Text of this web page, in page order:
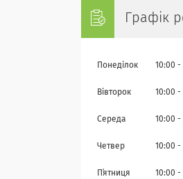
Графік
Понеділок 10:00
Вівторок 10:00
Середа 10:00
Четвер 10:00
Пʼятниця 10:00